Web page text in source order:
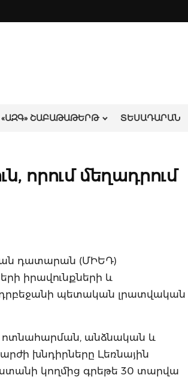
«ԱԶԳ» ՇԱԲԱԹԱԹԵՐԹ ՏԵՍԱԴԱՐԱՆ
որում մեղադրում
դատարան (ՄԻԵԴ)
իրավունքների և
պետական ​​լրատվական
ոտնահարման, անձնական և
խնդիրները Լեռնային
կողմից գրեթե 30 տարվա